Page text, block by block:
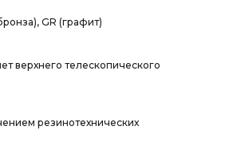
GR (графит)
верхнего телескопического
резинотехнических